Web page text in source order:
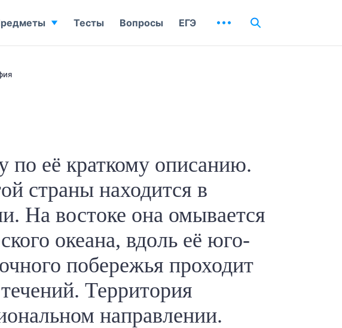
по её краткому описанию.
страны находится в
На востоке она омывается
океана, вдоль её юго-
побережья проходит
Территория
направлении.
Тесты Вопросы ЕГЭ